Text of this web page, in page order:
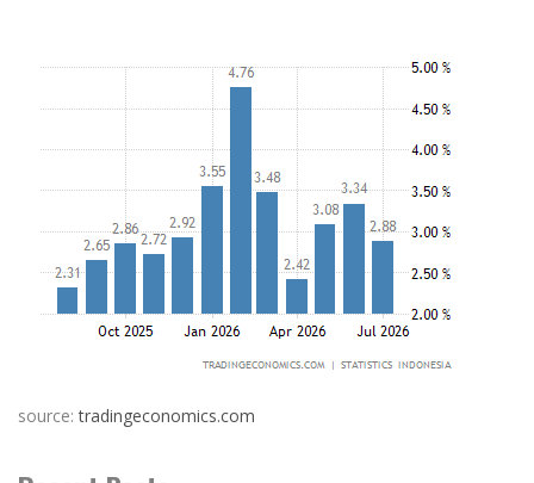
source:tradingeconomics.com